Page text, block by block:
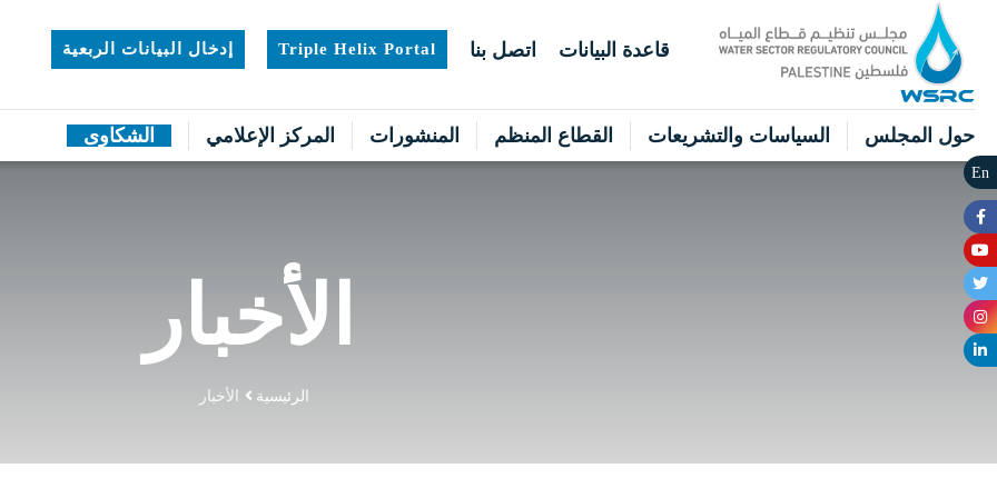
قاعدة البيانات اتصل بنا Triple Helix Portal إدخال البيانات الربعية
حول المجلس السياسات والتشريعات القطاع المنظم المنشورات المركز الإعلامي الشكاوى
الأخبار
الرئيسية الأخبار
En